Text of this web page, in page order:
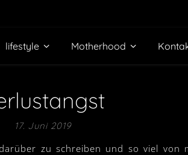
lifestyle Motherhood
17. Juni 2019
zu schreiben und so viel von